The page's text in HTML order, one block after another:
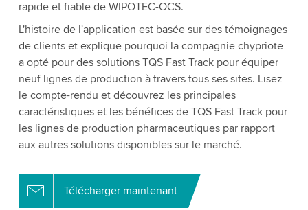
rapide et fiable de WIPOTEC-OCS.
L'histoire de l'application est basée sur des témoignages
de clients et explique pourquoi la compagnie chypriote
a opté pour des solutions TQS Fast Track pour équiper
neuf lignes de production à travers tous ses sites. Lisez
le compte-rendu et découvrez les principales
caractéristiques et les bénéfices de TQS Fast Track pour
les lignes de production pharmaceutiques par rapport
aux autres solutions disponibles sur le marché.
Télécharger maintenant